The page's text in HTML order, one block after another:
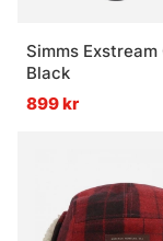
Simms Exstream
Black
899 kr